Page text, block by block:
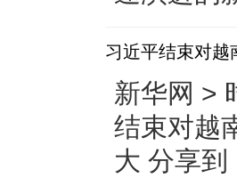
习近平结束对越
新华网 >
结束对越
大 分享